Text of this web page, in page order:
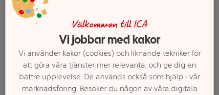
Välkommen till ICA
Vi jobbar med kakor
Vi använder kakor (cookies) och liknande tekniker för
att göra våra tjänster mer relevanta, och ge dig en
bättre upplevelse. De används också som hjälp i vår
marknadsföring. Besöker du någon av våra digitala